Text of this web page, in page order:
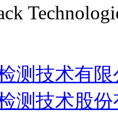
测技术有限
测技术股